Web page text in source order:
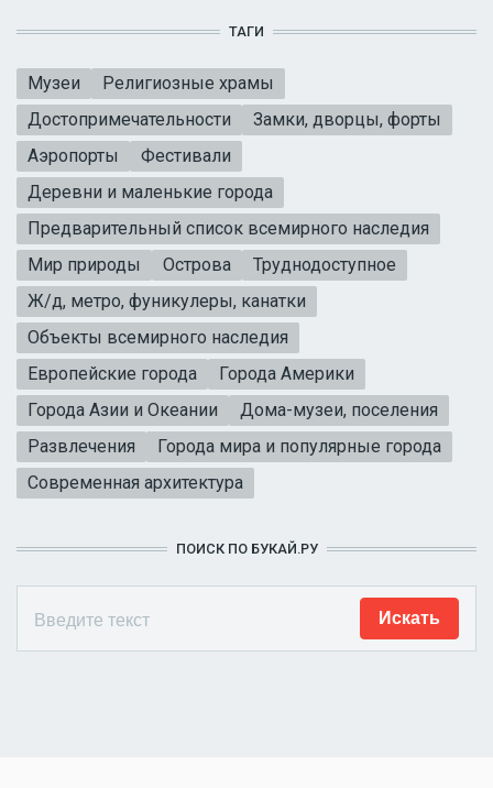
ТАГИ
Музеи
Религиозные храмы
Достопримечательности
Замки, дворцы, форты
Аэропорты
Фестивали
Деревни и маленькие города
Предварительный список всемирного наследия
Мир природы
Острова
Труднодоступное
Ж/д, метро, фуникулеры, канатки
Объекты всемирного наследия
Европейские города
Города Америки
Города Азии и Океании
Дома-музеи, поселения
Развлечения
Города мира и популярные города
Современная архитектура
ПОИСК ПО БУКАЙ.РУ